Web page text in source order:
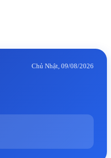
Chủ Nhật, 09/08/2026